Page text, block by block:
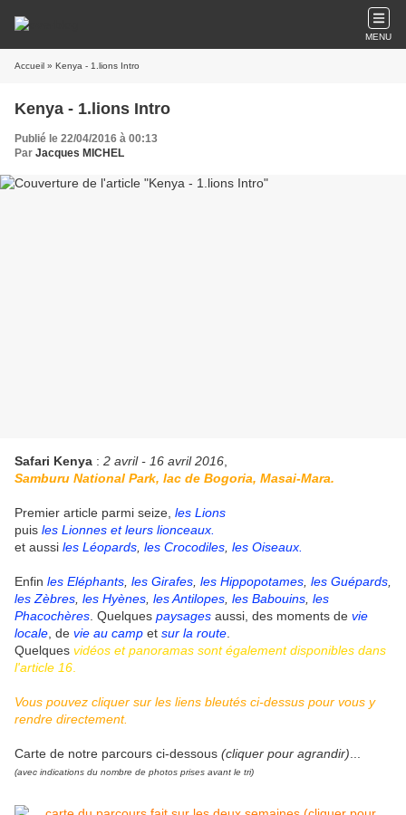
MENU
Accueil » Kenya - 1.lions Intro
Kenya - 1.lions Intro
Publié le 22/04/2016 à 00:13
Par Jacques MICHEL
Safari Kenya : 2 avril - 16 avril 2016
Samburu National Park, lac de Bogoria, Masai-Mara.
Premier article parmi seize, les Lions
puis les Lionnes et leurs lionceaux.
et aussi les Léopards les Crocodiles les Oiseaux
Enfin les Eléphants les Girafes les Hippopotames les Guépards
les Zèbres les Hyènes les Antilopes les Babouins les
Phacochères . Quelques paysages aussi, des moments de vie
locale , de vie au camp et sur la route
Quelques vidéos et panoramas sont également disponibles dans
l'article 16
Vous pouvez cliquer sur les liens bleutés ci-dessus pour vous y
rendre directement.
Carte de notre parcours ci-dessous (cliquer pour agrandir)
(avec indications du nombre de photos prises avant le tri)